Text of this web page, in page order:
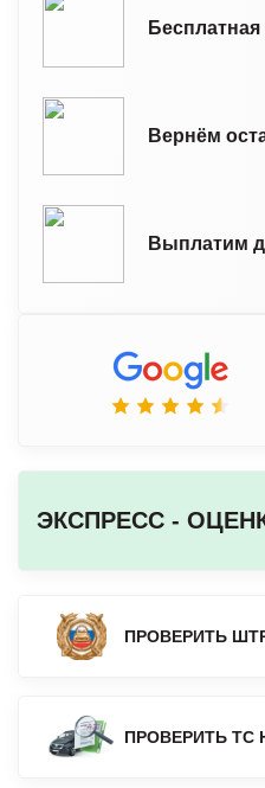
Вернём
Выплатим
ЭКСПРЕСС -
ПРОВЕРИТЬ
ПРОВЕРИТЬ ТС